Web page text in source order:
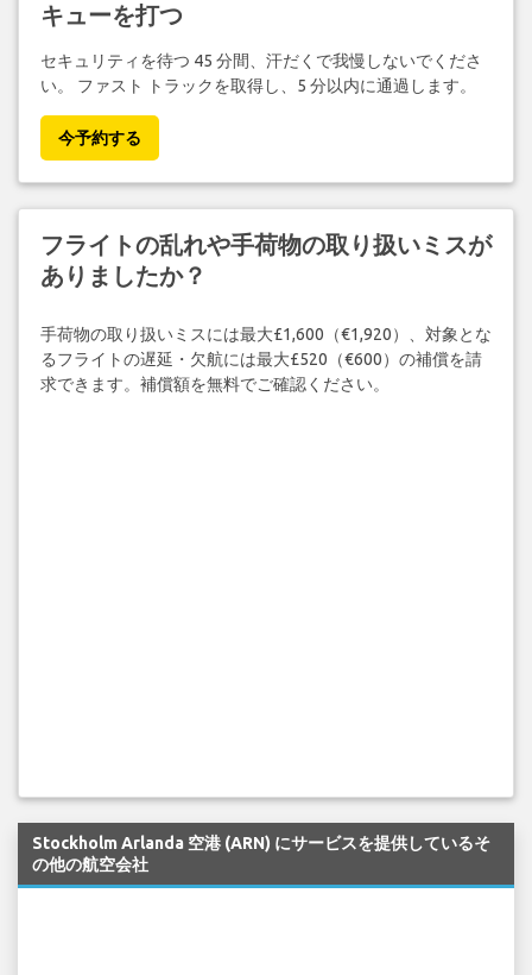
キューを打つ
セキュリティを待つ 45 分間、汗だくで我慢しないでくださ
い。 ファスト トラックを取得し、5 分以内に通過します。
今予約する
フライトの乱れや手荷物の取り扱いミスが
ありましたか？
手荷物の取り扱いミスには最大£1,600（€1,920）、対象とな
るフライトの遅延・欠航には最大£520（€600）の補償を請
求できます。補償額を無料でご確認ください。
Stockholm Arlanda 空港 (ARN) にサービスを提供しているそ
の他の航空会社